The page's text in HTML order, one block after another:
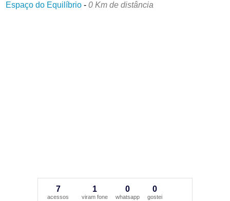
Espaço do Equilíbrio -0 Km de distância
7
acessos
1
viram fone
0
whatsapp
0
gostei